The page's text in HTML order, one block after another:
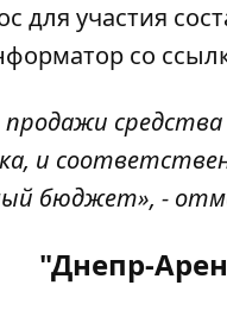
для участия
со
и
бюджет», -
"Днепр-